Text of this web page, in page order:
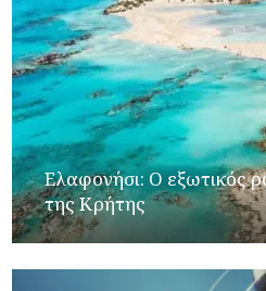
Ελαφονήσι: Ο εξωτικός
της Κρήτης